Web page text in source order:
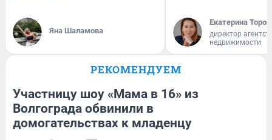
Яна Шаламова
Екатерина
директор
недвижимости
РЕКОМЕНДУЕМ
Участницу шоу «Мама в 16» из
Волгограда обвинили в
домогательствах к младенцу